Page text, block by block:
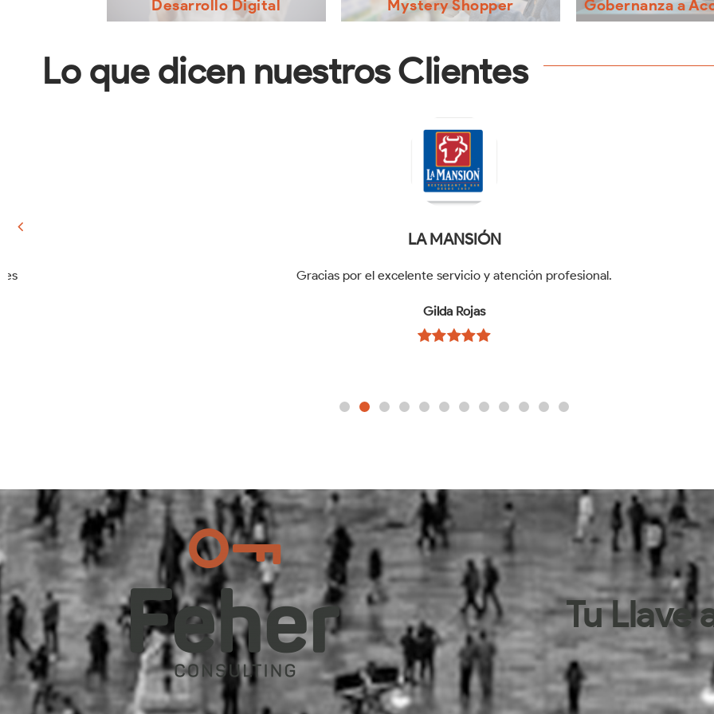
Desarrollo Digital
Estructuramos y desarrollamos los elementos
empresa franquiciante, a través de la
optimización de medios digitales.
Mystery Shopper
Ofrecemos un análisis especifico y objetivo
Mediante evaluadores profesionales que
simulan ser clientes reales.
Gobernanza a
mecanismos que sirven
Lo que dicen nuestros Clientes
CIELITO QUERIDO CAFÉ
Muchas gracias por el apoyo y su participación en este proyecto, seguimos creciendo juntos.
Rafael Lima
Tu Llave